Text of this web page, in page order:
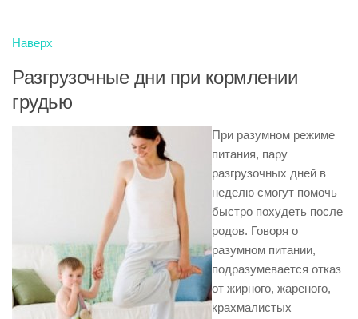
Наверх
Разгрузочные дни при кормлении
грудью
При разумном режиме
питания, пару
разгрузочных дней в
неделю смогут помочь
быстро похудеть после
родов. Говоря о
разумном питании,
подразумевается отказ
от жирного, жареного,
крахмалистых